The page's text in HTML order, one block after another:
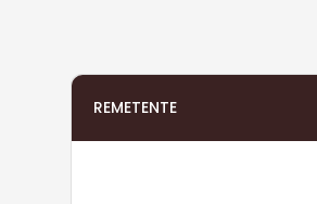
REMETENTE